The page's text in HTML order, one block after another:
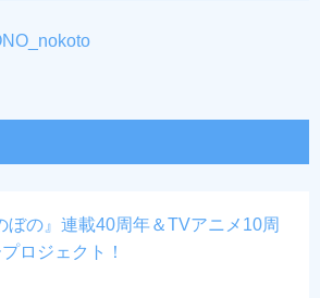
ぼの』連載40周年＆TVアニメ10周
ロジェクト！